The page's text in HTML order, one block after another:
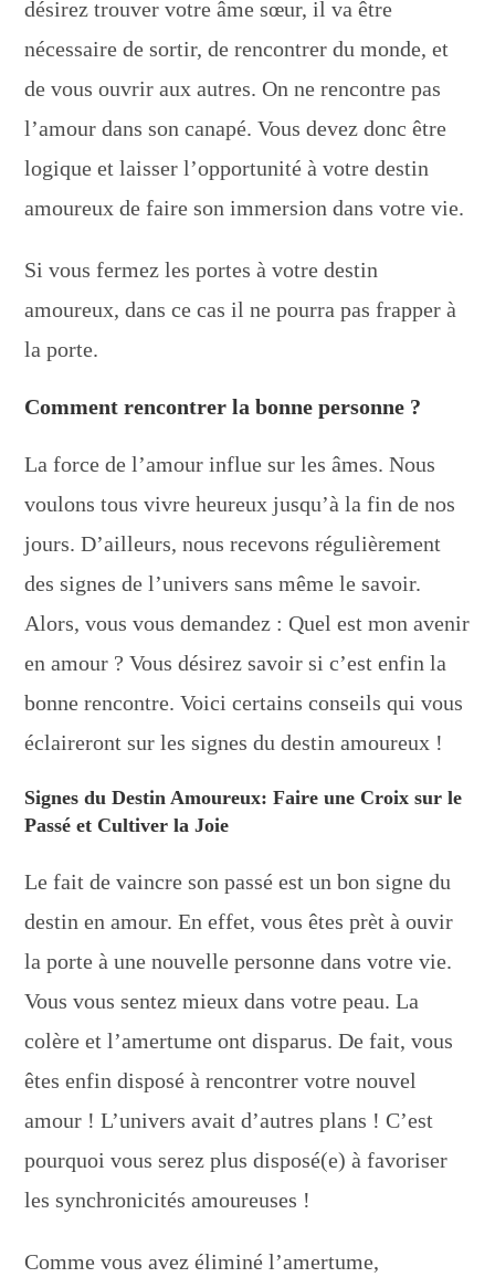
désirez trouver votre âme sœur, il va être
nécessaire de sortir, de rencontrer du monde, et
de vous ouvrir aux autres. On ne rencontre pas
l’amour dans son canapé. Vous devez donc être
logique et laisser l’opportunité à votre destin
amoureux de faire son immersion dans votre vie.
Si vous fermez les portes à votre destin
amoureux, dans ce cas il ne pourra pas frapper à
la porte.
Comment rencontrer la bonne personne ?
La force de l’amour influe sur les âmes. Nous
voulons tous vivre heureux jusqu’à la fin de nos
jours. D’ailleurs, nous recevons régulièrement
des signes de l’univers sans même le savoir.
Alors, vous vous demandez : Quel est mon avenir
en amour ? Vous désirez savoir si c’est enfin la
bonne rencontre. Voici certains conseils qui vous
éclaireront sur les signes du destin amoureux !
Signes du Destin Amoureux: Faire une Croix sur le
Passé et Cultiver la Joie
Le fait de vaincre son passé est un bon signe du
destin en amour. En effet, vous êtes prèt à ouvir
la porte à une nouvelle personne dans votre vie.
Vous vous sentez mieux dans votre peau. La
colère et l’amertume ont disparus. De fait, vous
êtes enfin disposé à rencontrer votre nouvel
amour ! L’univers avait d’autres plans ! C’est
pourquoi vous serez plus disposé(e) à favoriser
les synchronicités amoureuses !
Comme vous avez éliminé l’amertume,